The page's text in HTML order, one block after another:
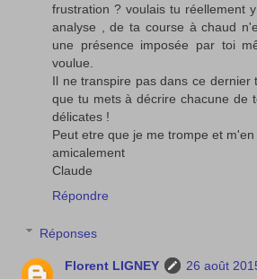
frustration ? voulais tu réellement
analyse , de ta course à chaud
une présence imposée par toi
voulue.
Il ne transpire pas dans ce dernier
que tu mets à décrire chacune de
délicates !
Peut etre que je me trompe et m'en
amicalement
Claude
Répondre
Réponses
Florent LIGNEY
26 août